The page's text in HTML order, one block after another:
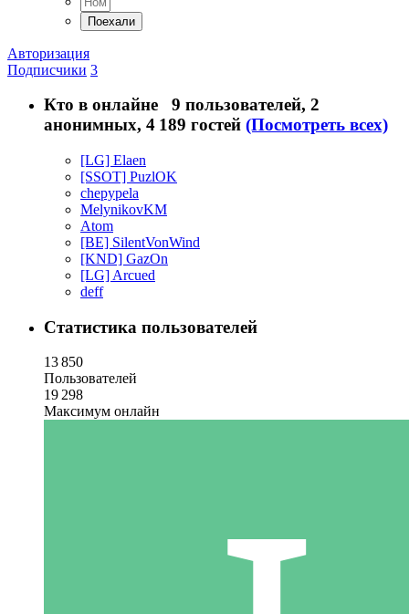
Авторизация
Подписчики 3
Кто в онлайне 9 пользователей, 2
анонимных, 4 189 гостей (Посмотреть всех)
[LG] Elaen
[SSOT] PuzlOK
chepypela
MelynikovKM
Atom
[BE] SilentVonWind
[KND] GazOn
[LG] Arcued
deff
Статистика пользователей
13 850
Пользователей
19 298
Максимум онлайн